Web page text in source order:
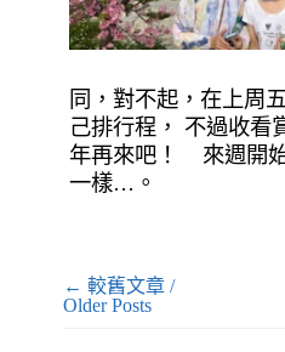
同，對不起，在上周
己排行程， 不過收看
年再來吧！ 來週開
一樣…。
← 較舊文章 /
Older Posts